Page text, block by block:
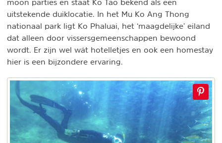
moon parties en staat Ko Tao bekend als een
uitstekende duiklocatie. In het Mu Ko Ang Thong
nationaal park ligt Ko Phaluai, het ‘maagdelijke’ eiland
dat alleen door vissersgemeenschappen bewoond
wordt. Er zijn wel wát hotelletjes en ook een homestay
hier is een bijzondere ervaring.